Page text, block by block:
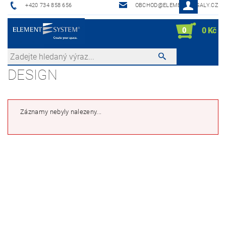
+420 734 858 656 OBCHOD@ELEMENTREGALY.CZ
0 0 Kč
DESIGN
Záznamy nebyly nalezeny...